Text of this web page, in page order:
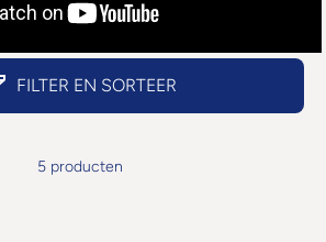
FILTER EN SORTEER
5 producten